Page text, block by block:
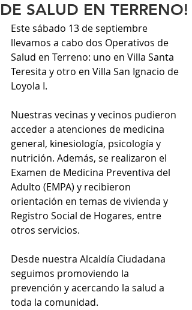
DE SALUD EN TERRENO!
Este sábado 13 de septiembre
llevamos a cabo dos Operativos de
Salud en Terreno: uno en Villa Santa
Teresita y otro en Villa San Ignacio de
Loyola I.
Nuestras vecinas y vecinos pudieron
acceder a atenciones de medicina
general, kinesiología, psicología y
nutrición. Además, se realizaron el
Examen de Medicina Preventiva del
Adulto (EMPA) y recibieron
orientación en temas de vivienda y
Registro Social de Hogares, entre
otros servicios.
Desde nuestra Alcaldía Ciudadana
seguimos promoviendo la
prevención y acercando la salud a
toda la comunidad.